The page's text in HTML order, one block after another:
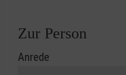
Zur Person
Anrede